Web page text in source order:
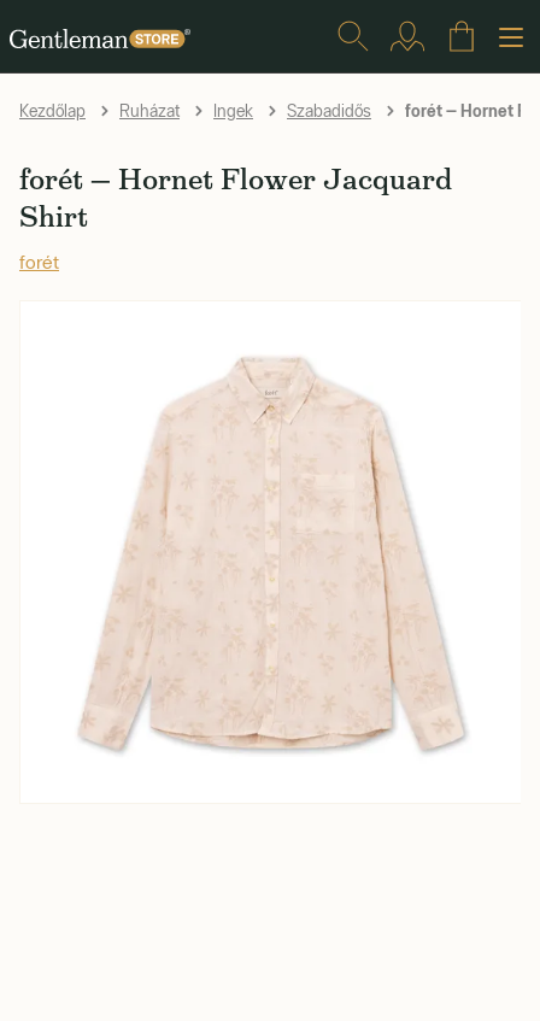
Kezdőlap Ruházat Ingek Szabadidős forét — Hornet
forét — Hornet Flower Jacquard
Shirt
forét